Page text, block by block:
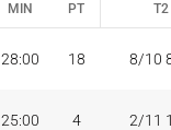
MIN PT T2
28:00 18 8/10
25:00 4 2/11